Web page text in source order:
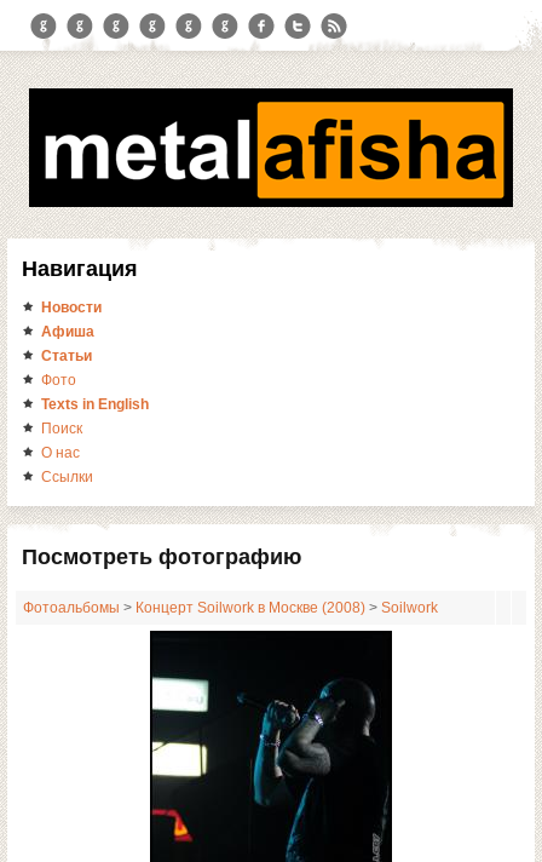
Навигация
Новости
Афиша
Статьи
Фото
Texts in English
Поиск
О нас
Ссылки
Посмотреть фотографию
Фотоальбомы > Концерт Soilwork в Москве (2008) > Soilwork